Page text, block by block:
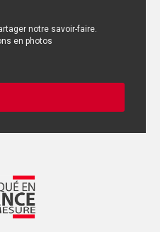
notre savoir-faire.
en photos